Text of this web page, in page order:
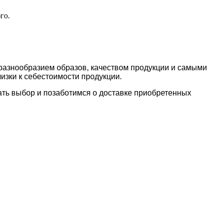
образов, качеством продукции и самыми
к себестоимости продукции.
выбор и позаботимся о доставке приобретенных